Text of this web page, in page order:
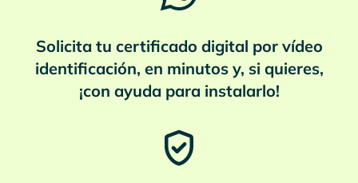
Solicita tu certificado digital por vídeo
identificación, en minutos y, si quieres,
¡con ayuda para instalarlo!